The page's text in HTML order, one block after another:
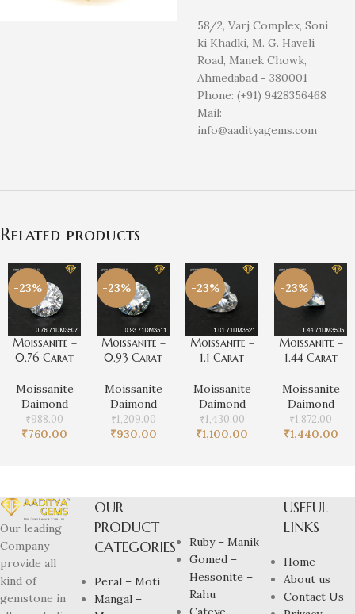
58/2, Varj Complex, Soni
ki Khadki, M. G. Haveli
Road, Manek Chowk,
Ahmedabad - 380001
Phone: (+91) 9428356468
Mail:
info@aadityagems.com
Related products
-23%
Moissanite –
0.76 Carat
Moissanite
Daimond
₹988.00
₹760.00
-23%
Moissanite –
0.93 Carat
Moissanite
Daimond
₹1,209.00
₹930.00
-23%
Moissanite –
1.1 Carat
Moissanite
Daimond
₹1,430.00
₹1,100.00
-23%
Moissanite –
1.44 Carat
Moissanite
Daimond
₹1,872.00
₹1,440.00
Our leading
Company
provide all
kind of
gemstone in
OUR
PRODUCT
CATEGORIES
Peral – Moti
Mangal –
Ruby – Manik
Gomed –
Hessonite –
Rahu
USEFUL
LINKS
Home
About us
Contact Us